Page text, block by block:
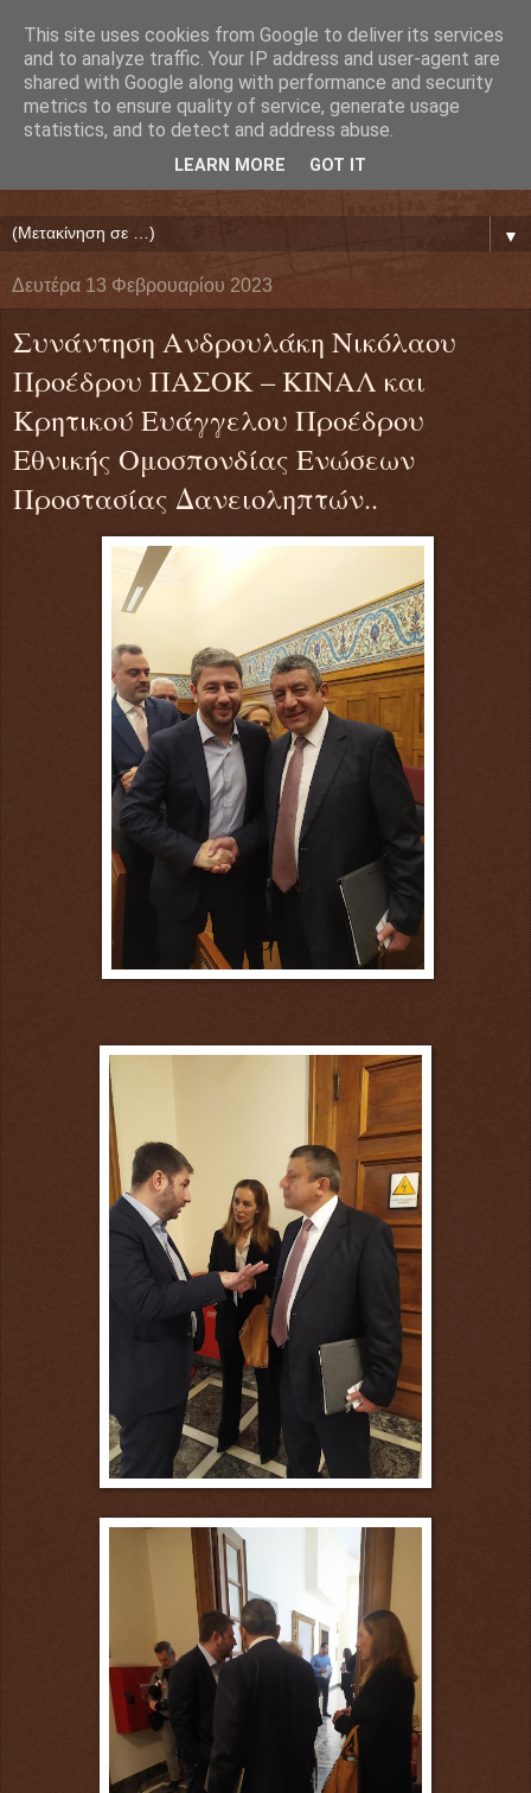
Ευάγγελος Κρητικός
ΠΡΟΕΔΡΟΣ ΕΘΝΙΚΗΣ ΟΜΟΣΠΟΝΔΙΑΣ ΔΑΝΕΙΟΛΗΠΤΩΝ
▼
Δευτέρα 13 Φεβρουαρίου 2023
Συνάντηση Ανδρουλάκη Νικόλαου
Προέδρου ΠΑΣΟΚ – ΚΙΝΑΛ και
Κρητικού Ευάγγελου Προέδρου
Εθνικής Ομοσπονδίας Ενώσεων
Προστασίας Δανειοληπτών..
This site uses cookies from Google to deliver its services
and to analyze traffic. Your IP address and user-agent are
shared with Google along with performance and security
metrics to ensure quality of service, generate usage
statistics, and to detect and address abuse.
LEARN MORE GOT IT